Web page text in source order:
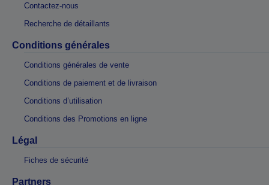
Contactez-nous
Recherche de détaillants
Conditions générales
Conditions générales de vente
Conditions de paiement et de livraison
Conditions d’utilisation
Conditions des Promotions en ligne
Légal
Fiches de sécurité
Partners